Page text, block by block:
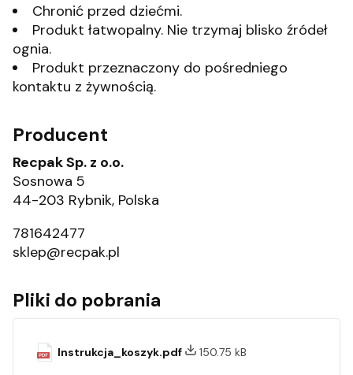
Chronić przed dziećmi.
Produkt łatwopalny. Nie trzymaj blisko źródeł
ognia.
Produkt przeznaczony do pośredniego
kontaktu z żywnością.
Producent
Recpak Sp. z o.o.
Sosnowa 5
44-203 Rybnik, Polska
781642477
sklep@recpak.pl
Pliki do pobrania
Instrukcja_koszyk.pdf 150.75 kB